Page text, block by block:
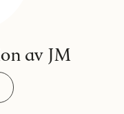
av JM